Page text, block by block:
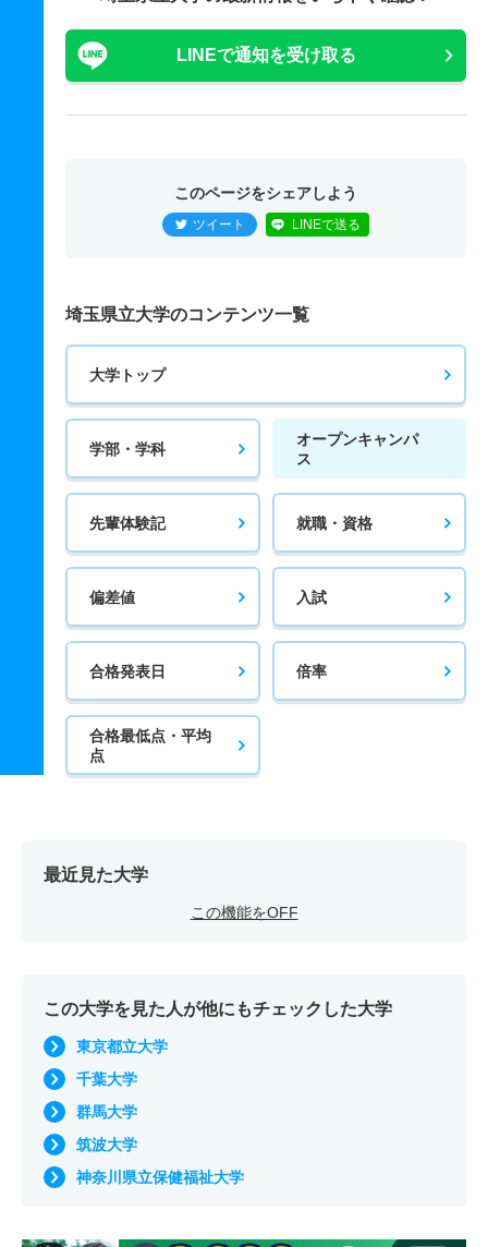
LINEで通知を受け取る
このページをシェアしよう
ツイート LINEで送る
埼玉県立大学のコンテンツ一覧
大学トップ
学部・学科
オープンキャンパ
ス
先輩体験記 就職・資格
偏差値 入試
合格発表日 倍率
合格最低点・平均
点
最近見た大学
この機能をOFF
この大学を見た人が他にもチェックした大学
東京都立大学
千葉大学
群馬大学
筑波大学
神奈川県立保健福祉大学